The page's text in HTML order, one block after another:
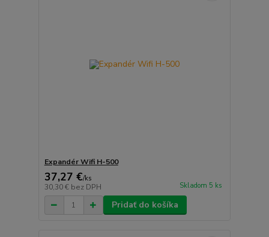
Expandér Wifi H-500
37,27 €/ks
30,30 € bez DPH Skladom 5 ks
Pridať do košíka